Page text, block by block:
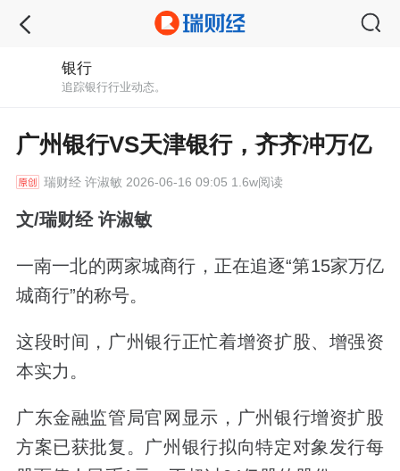
银行
追踪银行行业动态。
广州银行VS天津银行，齐齐冲万亿
瑞财经许淑敏 2026-06-16 09:05 1.6w阅读
文/瑞财经 许淑敏
一南一北的两家城商行，正在追逐“第15家万亿
城商行”的称号。
这段时间，广州银行正忙着增资扩股、增强资
本实力。
广东金融监管局官网显示，广州银行增资扩股
方案已获批复。广州银行拟向特定对象发行每